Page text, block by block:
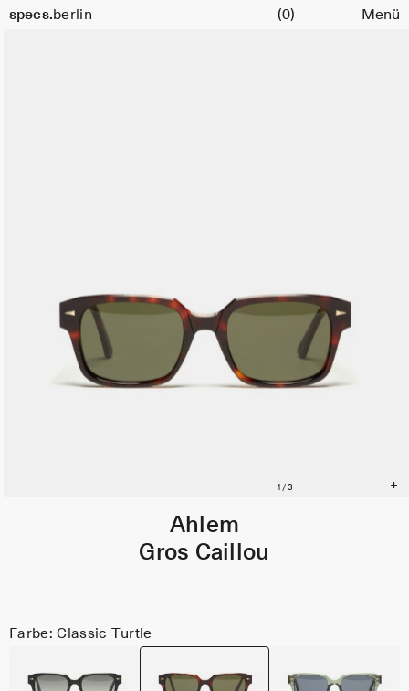
specs.berlin
Warenkorb (0) Menü
Ahlem
Gros Caillou
Farbe: Classic Turtle